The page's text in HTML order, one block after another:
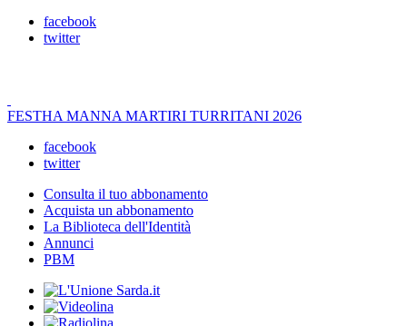
facebook
twitter
FESTHA MANNA MARTIRI TURRITANI 2026
facebook
twitter
Consulta il tuo abbonamento
Acquista un abbonamento
La Biblioteca dell'Identità
Annunci
PBM